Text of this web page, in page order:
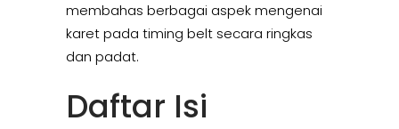
membahas berbagai aspek mengenai
karet pada timing belt secara ringkas
dan padat.
Daftar Isi